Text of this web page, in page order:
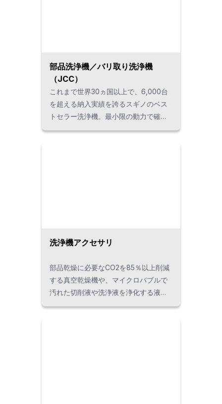
部品洗浄機／バリ取り洗浄機
（JCC）
これまで世界30ヵ国以上で、6,000台
を超える納入実績を誇るスギノのベス
トセラー洗浄機。最小限の動力で確実
に切屑などの異物を除去できる、省エ
洗浄機アクセサリ
部品乾燥に必要なCO2を85％以上削減
する真空乾燥機や、マイクロバブルで
汚れた切削液や洗浄液を浄化する液中
コンタミ・油分除去ユニットなど、